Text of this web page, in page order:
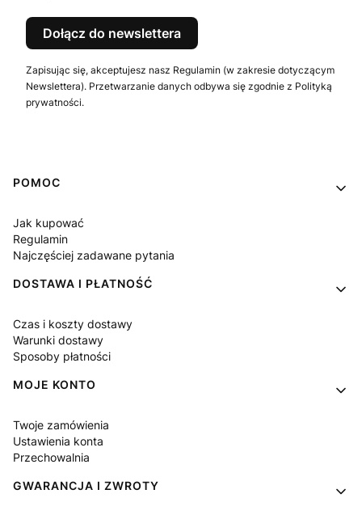
Dołącz do newslettera
Zapisując się, akceptujesz nasz Regulamin (w zakresie dotyczącym
Newslettera). Przetwarzanie danych odbywa się zgodnie z Polityką
prywatności.
Linki w stopce
POMOC
Jak kupować
Regulamin
Najczęściej zadawane pytania
DOSTAWA I PŁATNOŚĆ
Czas i koszty dostawy
Warunki dostawy
Sposoby płatności
MOJE KONTO
Twoje zamówienia
Ustawienia konta
Przechowalnia
GWARANCJA I ZWROTY